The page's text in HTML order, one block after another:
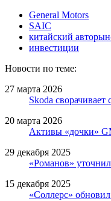
General Motors
SAIC
китайский
инвестиции
Новости по теме:
27 марта 2026
Skoda сворачивает
20 марта 2026
Активы «дочки»
29 декабря 2025
«Романов»
15 декабря 2025
«Соллерс»